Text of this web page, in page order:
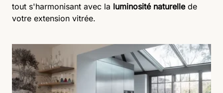
tout s'harmonisant avec la luminosité naturellede
votre extension vitrée.